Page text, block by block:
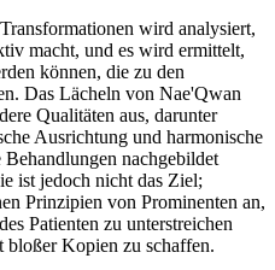
wird analysiert,
macht, und es wird ermittelt,
können, die zu den
Das Lächeln von Nae'Qwan
Qualitäten aus, darunter
Ausrichtung und harmonische
nachgebildet
ist jedoch nicht das Ziel;
Prinzipien von Prominenten an,
Patienten zu unterstreichen
bloßer Kopien zu schaffen.